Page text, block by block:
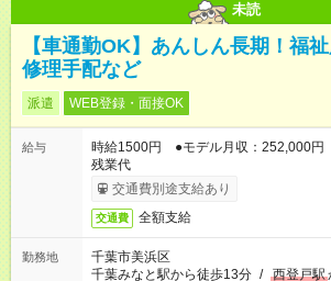
未読
【車通勤OK】あんしん長期！福
修理手配など
派遣 WEB登録・面接OK
給与
時給1500円 ●モデル月収：252,000円
残業代
交通費別途支給あり
交通費 全額支給
勤務地
千葉市美浜区
千葉みなと駅から徒歩13分 / 西登戸駅